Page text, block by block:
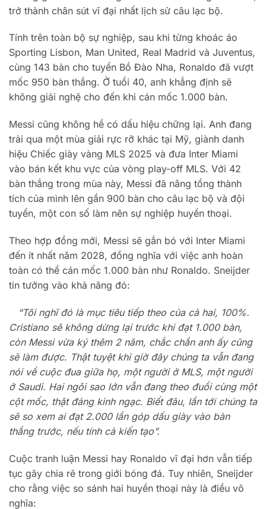
trở thành chân sút vĩ đại nhất lịch sử câu lạc bộ.
Tính trên toàn bộ sự nghiệp, sau khi từng khoác áo
Sporting Lisbon, Man United, Real Madrid và Juventus,
cùng 143 bàn cho tuyển Bồ Đào Nha, Ronaldo đã vượt
mốc 950 bàn thắng. Ở tuổi 40, anh khẳng định sẽ
không giải nghệ cho đến khi cán mốc 1.000 bàn.
Messi cũng không hề có dấu hiệu chững lại. Anh đang
trải qua một mùa giải rực rỡ khác tại Mỹ, giành danh
hiệu Chiếc giày vàng MLS 2025 và đưa Inter Miami
vào bán kết khu vực của vòng play-off MLS. Với 42
bàn thắng trong mùa này, Messi đã nâng tổng thành
tích của mình lên gần 900 bàn cho câu lạc bộ và đội
tuyển, một con số làm nên sự nghiệp huyền thoại.
Theo hợp đồng mới, Messi sẽ gắn bó với Inter Miami
đến ít nhất năm 2028, đồng nghĩa với việc anh hoàn
toàn có thể cán mốc 1.000 bàn như Ronaldo. Sneijder
tin tưởng vào khả năng đó:
“Tôi nghĩ đó là mục tiêu tiếp theo của cả hai, 100%.
Cristiano sẽ không dừng lại trước khi đạt 1.000 bàn,
còn Messi vừa ký thêm 2 năm, chắc chắn anh ấy cũng
sẽ làm được. Thật tuyệt khi giờ đây chúng ta vẫn đang
nói về cuộc đua giữa họ, một người ở MLS, một người
ở Saudi. Hai ngôi sao lớn vẫn đang theo đuổi cùng một
cột mốc, thật đáng kinh ngạc. Biết đâu, lần tới chúng ta
sẽ so xem ai đạt 2.000 lần góp dấu giày vào bàn
thắng trước, nếu tính cả kiến tạo”.
Cuộc tranh luận Messi hay Ronaldo vĩ đại hơn vẫn tiếp
tục gây chia rẽ trong giới bóng đá. Tuy nhiên, Sneijder
cho rằng việc so sánh hai huyền thoại này là điều vô
nghĩa: